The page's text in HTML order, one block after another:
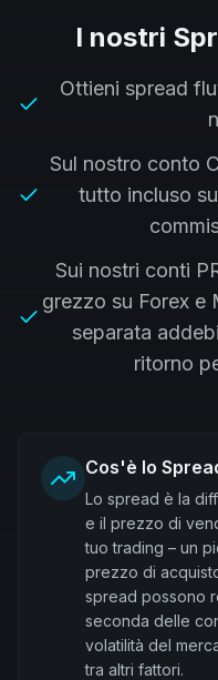
I nostri
Ottieni spread
Sul nostro conto
tutto incluso
Sui nostri conti
grezzo su Forex e
separata
ritorno
Cos'è lo
Lo spread è la
e il prezzo di
tuo trading – un
prezzo di
spread possono
seconda delle
volatilità del
tra altri fattori.